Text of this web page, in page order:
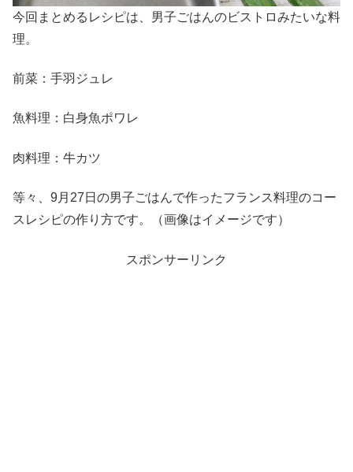
今回まとめるレシピは、男子ごはんのビストロみたいな料
理。
前菜：手羽ジュレ
魚料理：白身魚ポワレ
肉料理：牛カツ
等々、9月27日の男子ごはんで作ったフランス料理のコー
スレシピの作り方です。（画像はイメージです）
スポンサーリンク